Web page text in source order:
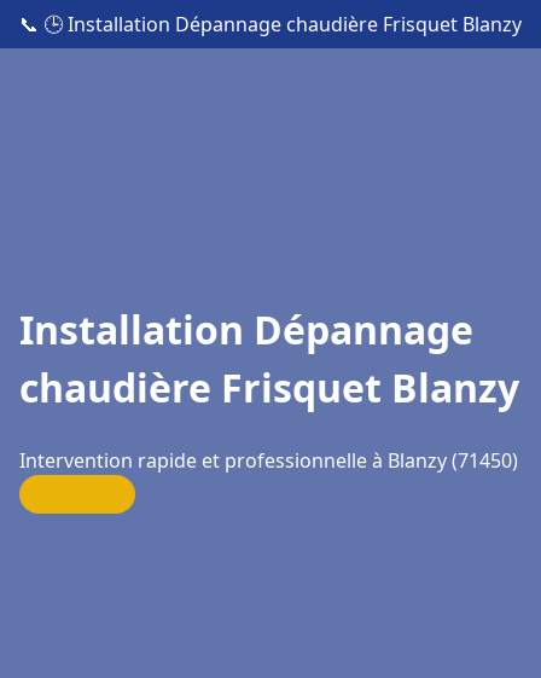
📞 🕒 Installation Dépannage chaudière Frisquet Blanzy
Installation Dépannage
chaudière Frisquet Blanzy
Intervention rapide et professionnelle à Blanzy (71450)